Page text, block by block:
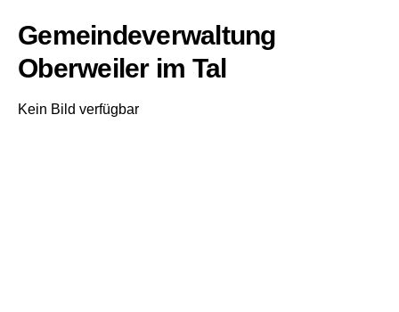
Gemeindeverwaltung
Oberweiler im Tal
Kein Bild verfügbar